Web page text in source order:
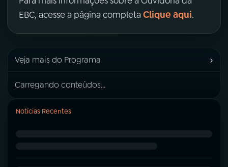
EBC, acesse a página completa Clique aqui.
Veja mais do Programa ›
Carregando conteúdos...
Notícias Recentes